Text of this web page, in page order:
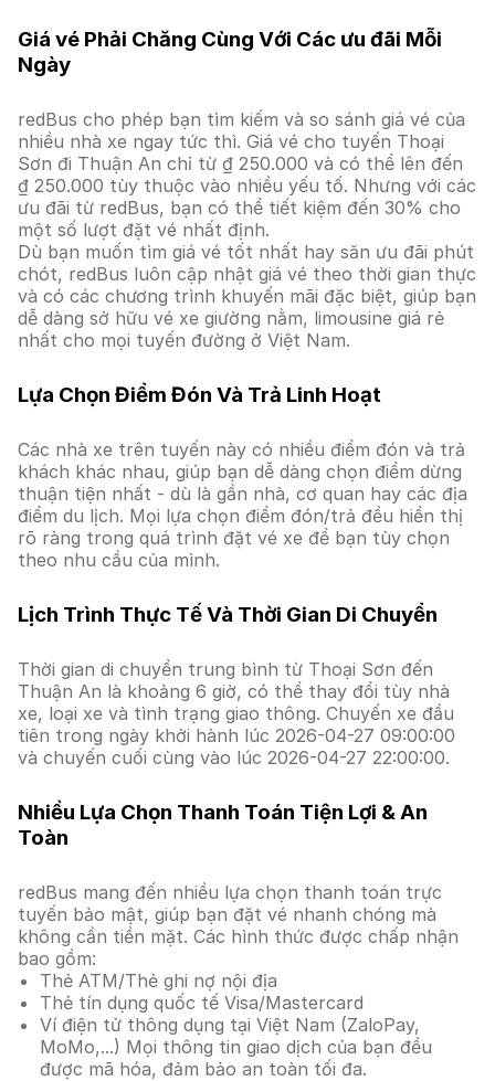
Giá vé Phải Chăng Cùng Với Các ưu đãi Mỗi
Ngày
redBus cho phép bạn tìm kiếm và so sánh giá vé của
nhiều nhà xe ngay tức thì. Giá vé cho tuyến Thoại
Sơn đi Thuận An chỉ từ ₫ 250.000 và có thể lên đến
₫ 250.000 tùy thuộc vào nhiều yếu tố. Nhưng với các
ưu đãi từ redBus, bạn có thể tiết kiệm đến 30% cho
một số lượt đặt vé nhất định.
Dù bạn muốn tìm giá vé tốt nhất hay săn ưu đãi phút
chót, redBus luôn cập nhật giá vé theo thời gian thực
và có các chương trình khuyến mãi đặc biệt, giúp bạn
dễ dàng sở hữu vé xe giường nằm, limousine giá rẻ
nhất cho mọi tuyến đường ở Việt Nam.
Lựa Chọn Điểm Đón Và Trả Linh Hoạt
Các nhà xe trên tuyến này có nhiều điểm đón và trả
khách khác nhau, giúp bạn dễ dàng chọn điểm dừng
thuận tiện nhất - dù là gần nhà, cơ quan hay các địa
điểm du lịch. Mọi lựa chọn điểm đón/trả đều hiển thị
rõ ràng trong quá trình đặt vé xe để bạn tùy chọn
theo nhu cầu của mình.
Lịch Trình Thực Tế Và Thời Gian Di Chuyển
Thời gian di chuyển trung bình từ Thoại Sơn đến
Thuận An là khoảng 6 giờ, có thể thay đổi tùy nhà
xe, loại xe và tình trạng giao thông. Chuyến xe đầu
tiên trong ngày khởi hành lúc 2026-04-27 09:00:00
và chuyến cuối cùng vào lúc 2026-04-27 22:00:00.
Nhiều Lựa Chọn Thanh Toán Tiện Lợi & An
Toàn
redBus mang đến nhiều lựa chọn thanh toán trực
tuyến bảo mật, giúp bạn đặt vé nhanh chóng mà
không cần tiền mặt. Các hình thức được chấp nhận
bao gồm:
Thẻ ATM/Thẻ ghi nợ nội địa
Thẻ tín dụng quốc tế Visa/Mastercard
Ví điện tử thông dụng tại Việt Nam (ZaloPay,
MoMo,...) Mọi thông tin giao dịch của bạn đều
được mã hóa, đảm bảo an toàn tối đa.